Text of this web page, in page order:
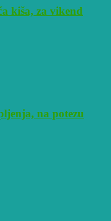
kiša, za vikend
na potezu